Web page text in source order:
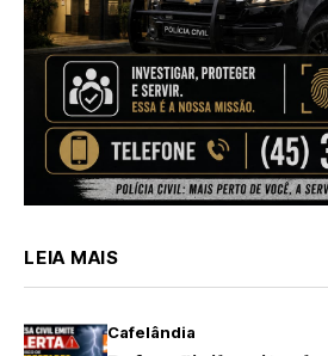
LEIA MAIS
Cafelândia